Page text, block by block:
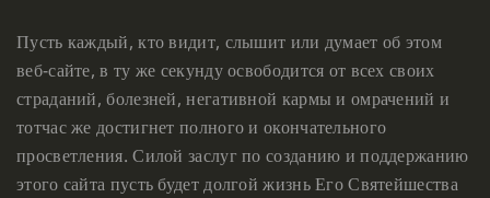
Пусть каждый, кто видит, слышит или думает об этом
веб-сайте, в ту же секунду освободится от всех своих
страданий, болезней, негативной кармы и омрачений и
тотчас же достигнет полного и окончательного
просветления. Силой заслуг по созданию и поддержанию
этого сайта пусть будет долгой жизнь Его Святейшества